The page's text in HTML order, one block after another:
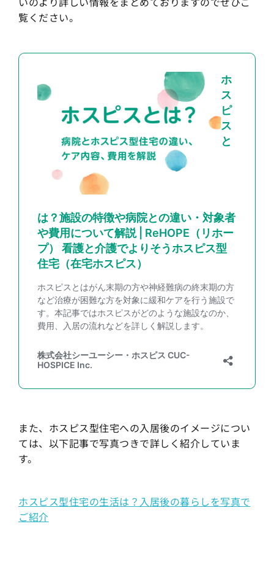
覧ください。
また、ホスピス型住宅への入居後のイメージについ
ては、以下記事で写真つきで詳しく紹介していま
す。
ホスピス型住宅の生活は？入居後の暮らしを写真で
ご紹介